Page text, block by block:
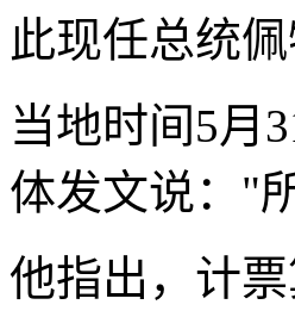
此现任总统
当地时间5月
体发文说："
他指出，计